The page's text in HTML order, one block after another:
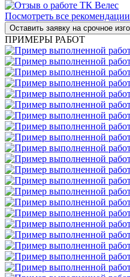
Посмотреть все рекомендации
ПРИМЕРЫ РАБОТ